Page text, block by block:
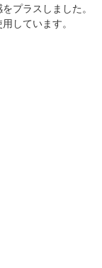
プラスしました。
しています。